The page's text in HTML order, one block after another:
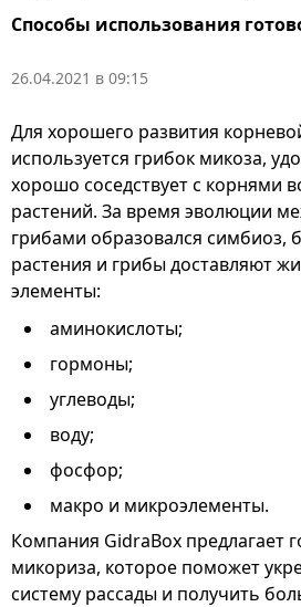
Способы использования
26.04.2021 в 09:15
Для хорошего развития
используется грибок микоза,
хорошо соседствует с корнями
растений. За время эволюции
грибами образовался симбиоз,
растения и грибы доставляют
элементы:
аминокислоты;
гормоны;
углеводы;
воду;
фосфор;
макро и микроэлементы.
Компания GidraBox предлагает
микориза, которое поможет
систему рассады и получить